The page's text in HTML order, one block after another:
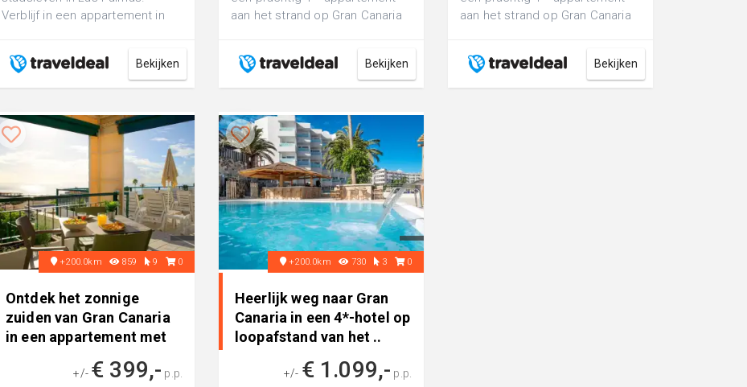
Verblijf in een appartement in
Bekijken
aan het strand op Gran Canaria
Bekijken
aan het strand op Gran Canaria
Bekijken
+200.0km 859 9 0
Ontdek het zonnige
zuiden van Gran Canaria
in een appartement met
+/- € 399,- p.p.
+200.0km 730 3 0
Heerlijk weg naar Gran
Canaria in een 4*-hotel op
loopafstand van het ..
+/- € 1.099,- p.p.